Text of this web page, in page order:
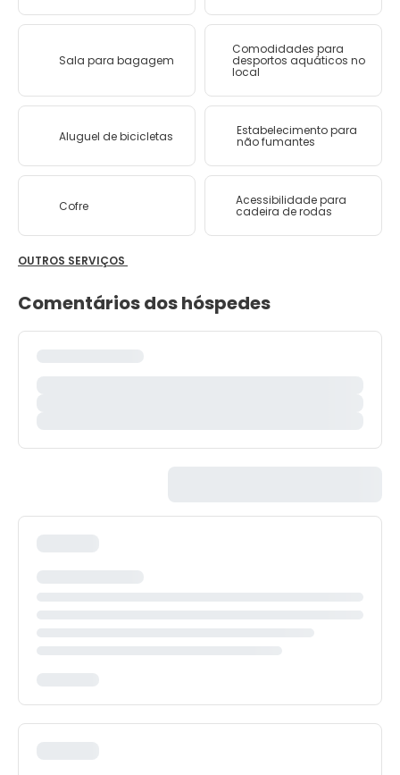
Sala para bagagem
Comodidades para
desportos aquáticos no
local
Aluguel de bicicletas Estabelecimento para
não fumantes
Cofre Acessibilidade para
cadeira de rodas
OUTROS SERVIÇOS
Comentários dos hóspedes